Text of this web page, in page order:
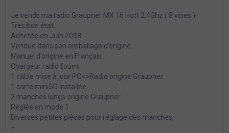
Je vends ma radio Graupner MX 16 Hott 2.4Ghz ( 8 voies )
Très bon état.
Achetée en Juin 2018.
Vendue dans son emballage d’origine.
Manuel d’origine en Français.
Chargeur radio fourni
1 câble mise à jour PC<>Radio origine Graupner.
1 carte miniSD installée
2 manches longs origine Graupner
Réglée en mode 1
Diverses petites pièces pour réglage des manches,
+